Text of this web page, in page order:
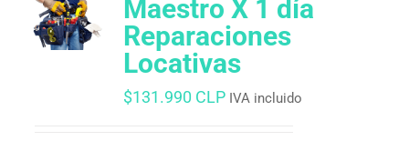
Maestro X 1 día
Reparaciones
Locativas
$131.990 CLP IVA incluido